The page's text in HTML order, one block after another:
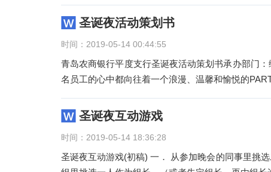
圣诞夜活动策划书
时间：2019-05-14 00:44:55
青岛农商银行平度支行圣诞夜活动策划书承办部门
名员工的心中都向往着一个浪漫、温馨和愉悦的
圣诞夜互动游戏
时间：2019-05-14 18:36:28
圣诞夜互动游戏(初稿) 一． 从参加晚会的同事里挑选二十位选手，用红、黄、蓝、绿布条分为四组，每组5~6人，再从每